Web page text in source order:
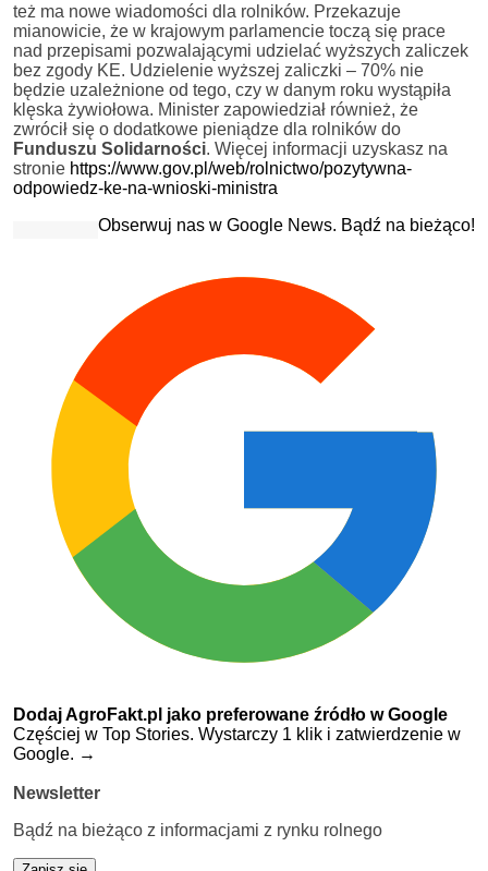
też ma nowe wiadomości dla rolników. Przekazuje
mianowicie, że w krajowym parlamencie toczą się prace
nad przepisami pozwalającymi udzielać wyższych zaliczek
bez zgody KE. Udzielenie wyższej zaliczki – 70% nie
będzie uzależnione od tego, czy w danym roku wystąpiła
klęska żywiołowa. Minister zapowiedział również, że
zwrócił się o dodatkowe pieniądze dla rolników do
Funduszu Solidarności. Więcej informacji uzyskasz na
stronie https://www.gov.pl/web/rolnictwo/pozytywna-
odpowiedz-ke-na-wnioski-ministra
Obserwuj nas w Google News. Bądź na bieżąco!
Dodaj AgroFakt.pl jako preferowane źródło w Google
Częściej w Top Stories. Wystarczy 1 klik i zatwierdzenie w
Google. →
Newsletter
Bądź na bieżąco z informacjami z rynku rolnego